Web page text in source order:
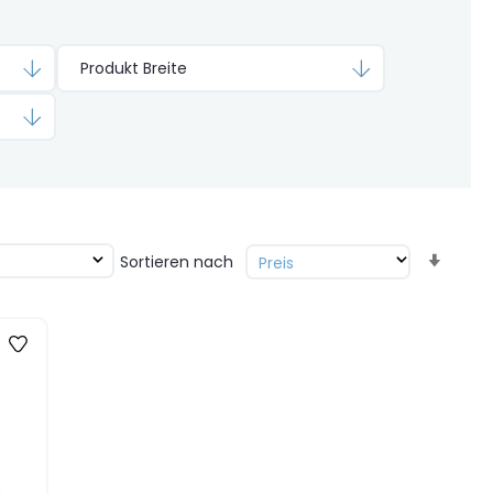
Produkt Breite
Sortieren nach